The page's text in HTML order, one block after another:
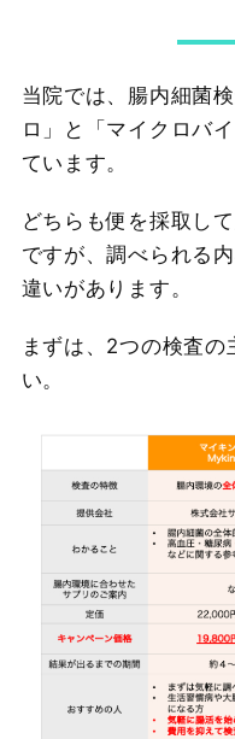
当院では、腸内細菌
ロ」と「マイクロバ
ています。
どちらも便を採取し
ですが、調べられる
違いがあります。
まずは、2つの検査の
い。